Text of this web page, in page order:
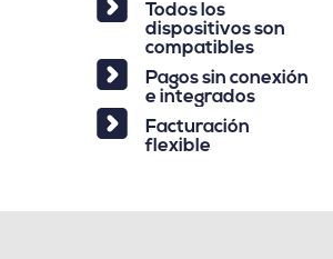
Todos los
dispositivos son
compatibles
Pagos sin conexión
e integrados
Facturación
flexible